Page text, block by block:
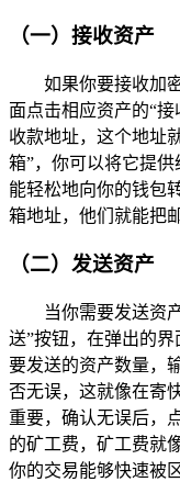
（一）接收资产
如果你要接收加
面点击相应资产的“
收款地址，这个地址
箱”，你可以将它提
能轻松地向你的钱包
箱地址，他们就能把
（二）发送资产
当你需要发送资
送”按钮，在弹出的
要发送的资产数量，
否无误，这就像在寄
重要，确认无误后，
的矿工费，矿工费就
你的交易能够快速被